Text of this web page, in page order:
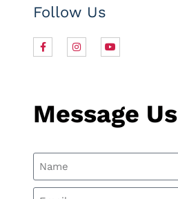
Follow Us
Message Us